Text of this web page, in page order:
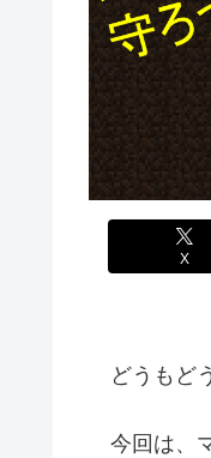
X
どうもど
今回は、